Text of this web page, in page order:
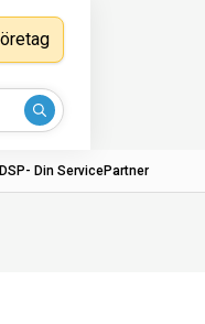
DSP- Din ServicePartner